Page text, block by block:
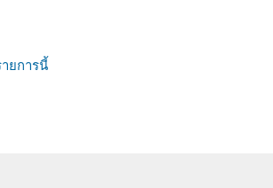
ยการนี้